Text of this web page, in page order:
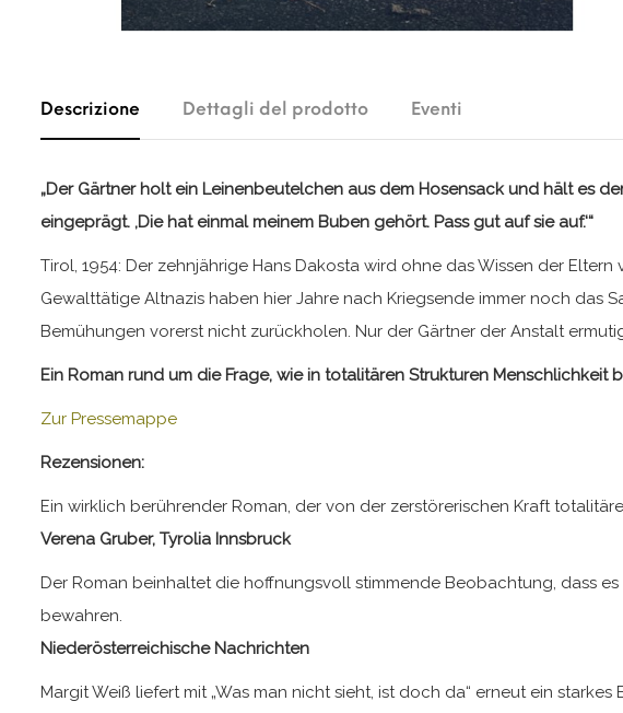
Descrizione Dettagli del prodotto Eventi
„Der Gärtner holt ein Leinenbeutelchen aus dem Hosensack und hält es
eingeprägt. ,Die hat einmal meinem Buben gehört. Pass gut auf sie auf.‘“
Tirol, 1954: Der zehnjährige Hans Dakosta wird ohne das Wissen der
Gewalttätige Altnazis haben hier Jahre nach Kriegsende immer noch das
Bemühungen vorerst nicht zurückholen. Nur der Gärtner der Anstalt
Ein Roman rund um die Frage, wie in totalitären Strukturen Menschlichkeit
Zur Pressemappe
Rezensionen:
Ein wirklich berührender Roman, der von der zerstörerischen Kraft
Verena Gruber, Tyrolia Innsbruck
Der Roman beinhaltet die hoffnungsvoll stimmende Beobachtung, dass
bewahren.
Niederösterreichische Nachrichten
Margit Weiß liefert mit „Was man nicht sieht, ist doch da“ erneut ein